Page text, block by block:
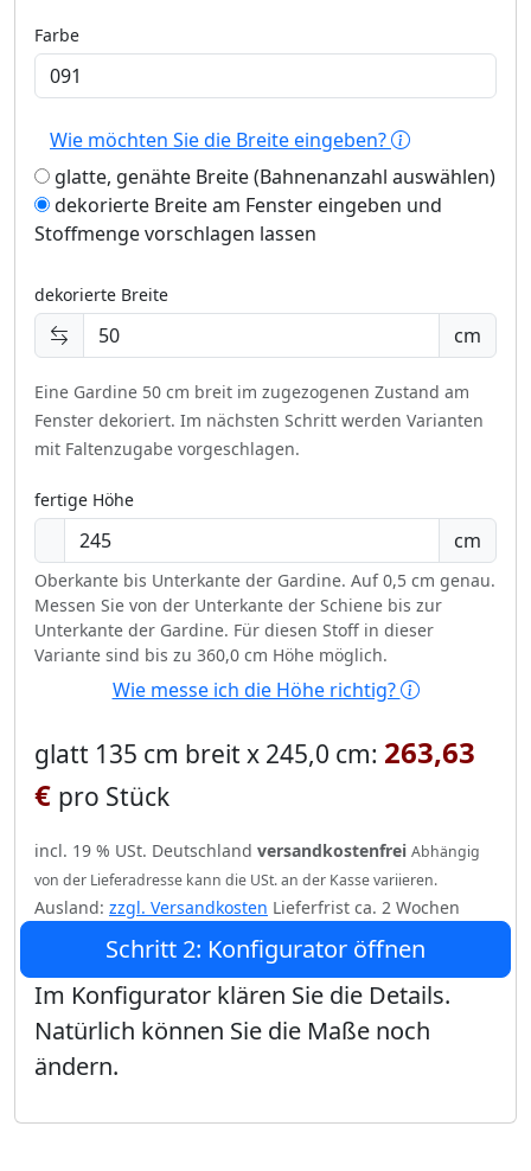
Farbe
Wie möchten Sie die Breite eingeben?
glatte, genähte Breite (Bahnenanzahl auswählen)
dekorierte Breite am Fenster eingeben und
Stoffmenge vorschlagen lassen
dekorierte Breite
cm
Eine Gardine 50 cm breit im zugezogenen Zustand am
Fenster dekoriert. Im nächsten Schritt werden Varianten
mit Faltenzugabe vorgeschlagen.
fertige Höhe
cm
Oberkante bis Unterkante der Gardine. Auf 0,5 cm genau.
Messen Sie von der Unterkante der Schiene bis zur
Unterkante der Gardine. Für diesen Stoff in dieser
Variante sind bis zu 360,0 cm Höhe möglich.
Wie messe ich die Höhe richtig?
glatt 135 cm breit x 245,0 cm: 263,63
€ pro Stück
incl. 19 % USt. Deutschland versandkostenfrei Abhängig
von der Lieferadresse kann die USt. an der Kasse variieren.
Ausland: zzgl. Versandkosten Lieferfrist ca. 2 Wochen
Schritt 2: Konfigurator öffnen
Im Konfigurator klären Sie die Details.
Natürlich können Sie die Maße noch
ändern.